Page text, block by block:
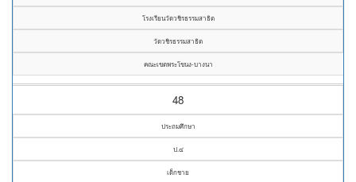
โรงเรียนวัดวชิรธรรมสาธิต
วัดวชิรธรรมสาธิต
คณะเขตพระโขนง-บางนา
48
ประถมศึกษา
ป.๔
เด็กชาย